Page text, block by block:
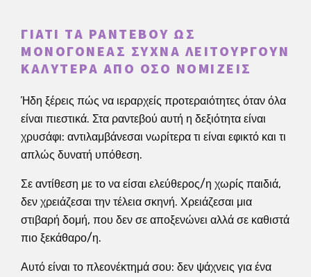
ΓΙΑΤΊ ΤΑ ΡΑΝΤΕΒΟΎ ΩΣ
ΜΟΝΟΓΟΝΈΑΣ ΣΥΧΝΆ ΛΕΙΤΟΥΡΓΟΎΝ
ΚΑΛΎΤΕΡΑ ΑΠΌ ΌΣΟ ΝΟΜΊΖΕΙΣ
Ήδη ξέρεις πώς να ιεραρχείς προτεραιότητες όταν όλα
είναι πιεστικά. Στα ραντεβού αυτή η δεξιότητα είναι
χρυσάφι: αντιλαμβάνεσαι νωρίτερα τι είναι εφικτό και τι
απλώς δυνατή υπόθεση.
Σε αντίθεση με το να είσαι ελεύθερος/η χωρίς παιδιά,
δεν χρειάζεσαι την τέλεια σκηνή. Χρειάζεσαι μια
στιβαρή δομή, που δεν σε αποξενώνει αλλά σε καθιστά
πιο ξεκάθαρο/η.
Αυτό είναι το πλεονέκτημά σου: δεν ψάχνεις για ένα